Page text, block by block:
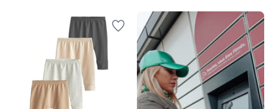
Nouveau
Livraison
en
Locker
Mondial
Relay